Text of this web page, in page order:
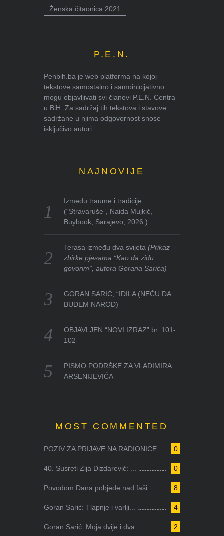
Ženska čitaonica 2021
P.E.N.
Penbih.ba je web platforma na kojoj
tekstove samostalno i samoinicijativno
mogu objavljivati svi članovi P.E.N. Centra
u BiH. Za sadržaj tih tekstova i stavove
sadržane u njima odgovornost snose
isključivo autori.
NAJNOVIJE
Između traume i tradicije
(“Stravaruše”, Naida Mujkić,
Buybook, Sarajevo, 2026.)
Terasa između dva svijeta(Prikaz
zbirke pjesama “Kao da zidu
govorim”, autora Gorana Sarića)
GORAN SARIĆ, “IDILA (NEĆU DA
BUDEM NAROD)”
OBJAVLJEN “NOVI IZRAZ” br. 101-
102
PISMO PODRŠKE ZA VLADIMIRA
ARSENIJEVIĆA
MOST COMMENTED
0
POZIV ZA PRIJAVE NA RADIONICE ...
0
40. Susreti Zija Dizdarević: ...
8
Povodom Dana pobjede nad faši...
4
Goran Sarić: Tlapnje i varlji...
2
Goran Sarić: Moja dvije i dva...